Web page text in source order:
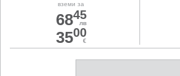
вземи за
6845
лв
3500
€